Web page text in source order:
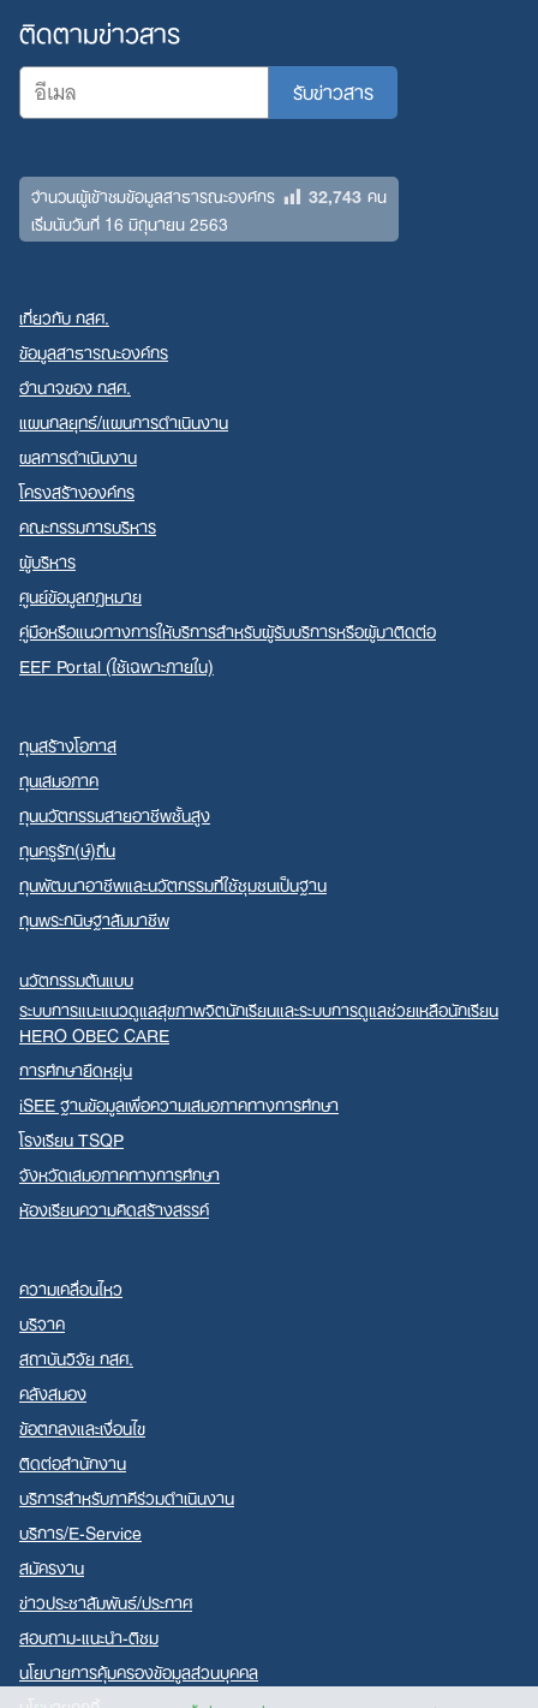
ติดตามข่าวสาร
จำนวนผู้เข้าชมข้อมูลสาธารณะองค์กร 32,743คน
เริ่มนับวันที่ 16 มิถุนายน 2563
เกี่ยวกับ กสศ.
ข้อมูลสาธารณะองค์กร
อำนาจของ กสศ.
แผนกลยุทธ์/แผนการดำเนินงาน
ผลการดำเนินงาน
โครงสร้างองค์กร
คณะกรรมการบริหาร
ผู้บริหาร
ศูนย์ข้อมูลกฎหมาย
คู่มือหรือแนวทางการให้บริการสำหรับผู้รับบริการหรือผู้มาติดต่อ
EEF Portal (ใช้เฉพาะภายใน)
ทุนสร้างโอกาส
ทุนเสมอภาค
ทุนนวัตกรรมสายอาชีพชั้นสูง
ทุนครูรัก(ษ์)ถิ่น
ทุนพัฒนาอาชีพและนวัตกรรมที่ใช้ชุมชนเป็นฐาน
ทุนพระกนิษฐาสัมมาชีพ
นวัตกรรมต้นแบบ
ระบบการแนะแนวดูแลสุขภาพจิตนักเรียนและระบบการดูแลช่วยเหลือนักเรียน
HERO OBEC CARE
การศึกษายืดหยุ่น
iSEE ฐานข้อมูลเพื่อความเสมอภาคทางการศึกษา
โรงเรียน TSQP
จังหวัดเสมอภาคทางการศึกษา
ห้องเรียนความคิดสร้างสรรค์
ความเคลื่อนไหว
บริจาค
สถาบันวิจัย กสศ.
คลังสมอง
ข้อตกลงและเงื่อนไข
ติดต่อสำนักงาน
บริการสำหรับภาคีร่วมดำเนินงาน
บริการ/E-Service
สมัครงาน
ข่าวประชาสัมพันธ์/ประกาศ
สอบถาม-แนะนำ-ติชม
นโยบายการคุ้มครองข้อมูลส่วนบุคคล